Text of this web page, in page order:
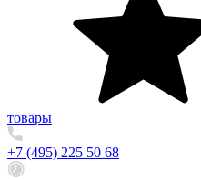
товары
+7 (495) 225 50 68